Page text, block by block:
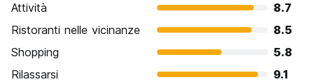
Attività
8.7
Ristoranti nelle vicinanze
8.5
Shopping
5.8
Rilassarsi
9.1